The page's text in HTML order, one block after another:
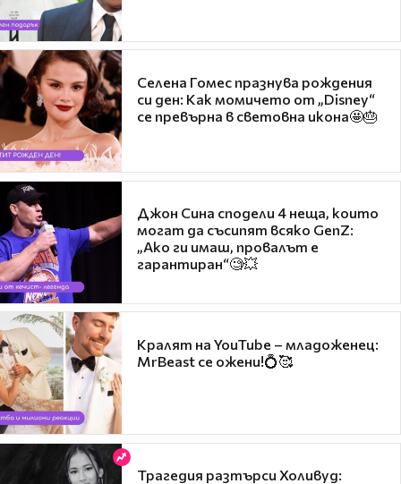
Селена Гомес празнува рождения
си ден: Как момичето от „Disney“
се превърна в световна икона🤩🎂
Джон Сина сподели 4 неща, които
могат да съсипят всяко GenZ:
„Ако ги имаш, провалът е
гарантиран“🧐💥
Кралят на YouTube – младоженец:
MrBeast се ожени!💍🥰
Трагедия разтърси Холивуд: